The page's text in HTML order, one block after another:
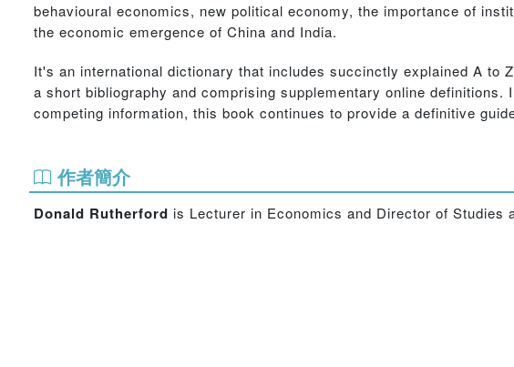
behavioural economics, new political economy, the importance of
the economic emergence of China and India.
It's an international dictionary that includes succinctly explained A to
a short bibliography and comprising supplementary online
competing information, this book continues to provide a definitive
作者簡介
Donald Rutherford is Lecturer in Economics and Director of Studies